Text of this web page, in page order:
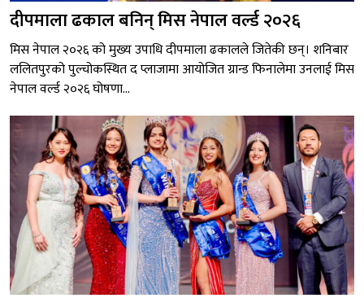
दीपमाला ढकाल बनिन् मिस नेपाल वर्ल्ड २०२६
मिस नेपाल २०२६ को मुख्य उपाधि दीपमाला ढकालले जितेकी छन्। शनिबार
ललितपुरको पुल्चोकस्थित द प्लाजामा आयोजित ग्रान्ड फिनालेमा उनलाई मिस
नेपाल वर्ल्ड २०२६ घोषणा...